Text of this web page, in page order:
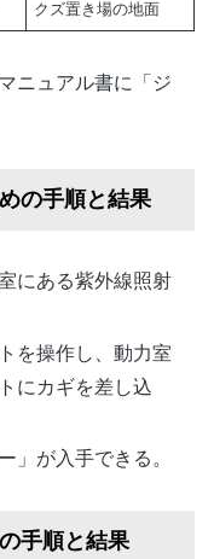
クズ置き場の地面
ニュアル書に「ジ
の手順と結果
にある紫外線照射
を操作し、動力室
にカギを差し込
」が入手できる。
手順と結果